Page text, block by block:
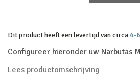
Dit product heeft een levertijd van circa4-
Configureer hieronder uw Narbutas
Lees productomschrijving